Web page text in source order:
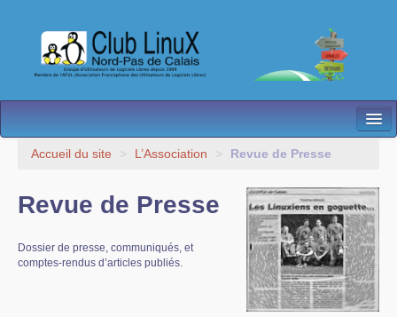
L’Association
Contact
Accueil du site > L’Association > Revue de Presse
Revue de Presse
Dossier de presse, communiqués, et
comptes-rendus d’articles publiés.